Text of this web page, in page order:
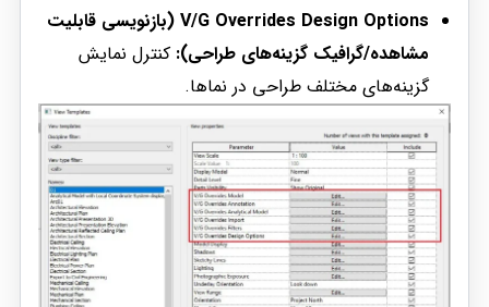
V/G Overrides Design Options (بازنویسی قابلیت
مشاهده/گرافیک گزینه‌های طراحی): کنترل نمایش
گزینه‌های مختلف طراحی در نماها.